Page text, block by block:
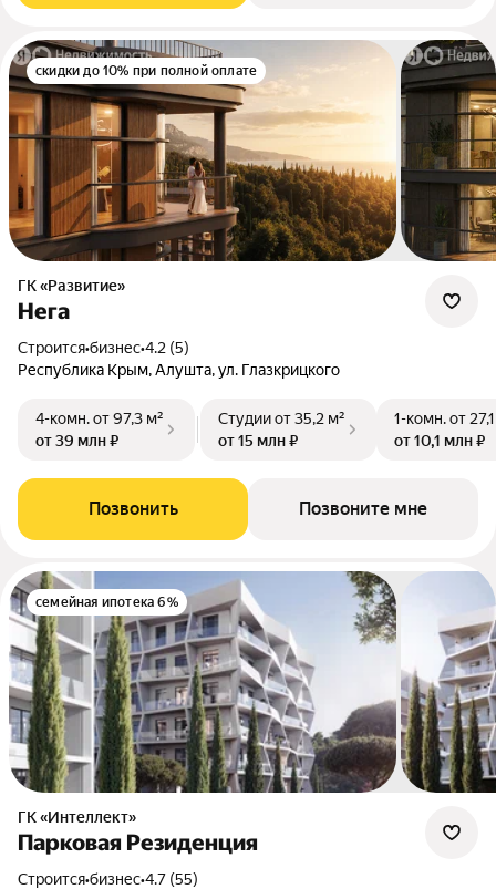
скидки до 10% при полной оплате
ГК «Развитие»
Нега
Строится•бизнес•4.2 (5)
Республика Крым, Алушта, ул. Глазкрицкого
4-комн.от 97,3 м²
от 39 млн ₽
Студииот 35,2 м²
от 15 млн ₽
1-комн.от
от 10,1 млн ₽
Позвонить Позвоните мне
семейная ипотека 6%
ГК «Интеллект»
Парковая Резиденция
Строится•бизнес•4.7 (55)